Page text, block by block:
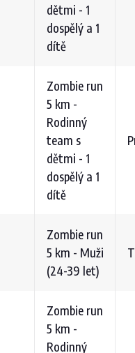
dětmi - 1
dospělý a 1
dítě
Zombie run
5 km -
Rodinný
team s
dětmi - 1
dospělý a 1
dítě
Zombie run
5 km - Muži
(24-39 let)
Zombie run
5 km -
Rodinný